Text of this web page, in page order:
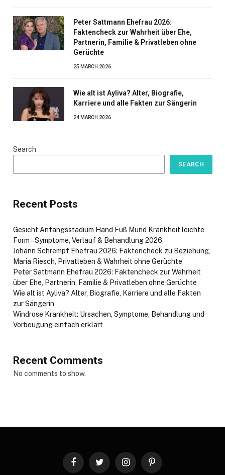
Peter Sattmann Ehefrau 2026:
Faktencheck zur Wahrheit über Ehe,
Partnerin, Familie & Privatleben ohne
Gerüchte
25 MARCH 2026
Wie alt ist Ayliva? Alter, Biografie,
Karriere und alle Fakten zur Sängerin
24 MARCH 2026
Search
SEARCH
Recent Posts
Gesicht Anfangsstadium Hand Fuß Mund Krankheit leichte
Form – Symptome, Verlauf & Behandlung 2026
Johann Schrempf Ehefrau 2026: Faktencheck zu Beziehung,
Maria Riesch, Privatleben & Wahrheit ohne Gerüchte
Peter Sattmann Ehefrau 2026: Faktencheck zur Wahrheit
über Ehe, Partnerin, Familie & Privatleben ohne Gerüchte
Wie alt ist Ayliva? Alter, Biografie, Karriere und alle Fakten
zur Sängerin
Windrose Krankheit: Ursachen, Symptome, Behandlung und
Vorbeugung einfach erklärt
Recent Comments
No comments to show.
FacebookTwitter InstagramPinterest